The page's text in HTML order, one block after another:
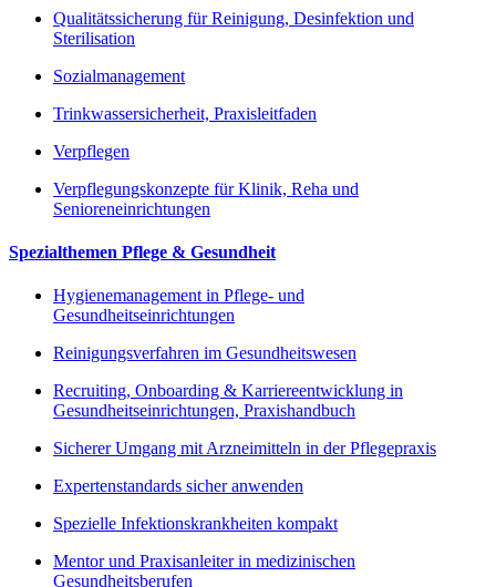
Qualitätssicherung für Reinigung, Desinfektion und
Sterilisation
Sozialmanagement
Trinkwassersicherheit, Praxisleitfaden
Verpflegen
Verpflegungskonzepte für Klinik, Reha und
Senioreneinrichtungen
Spezialthemen Pflege & Gesundheit
Hygienemanagement in Pflege- und
Gesundheitseinrichtungen
Reinigungsverfahren im Gesundheitswesen
Recruiting, Onboarding & Karriereentwicklung in
Gesundheitseinrichtungen, Praxishandbuch
Sicherer Umgang mit Arzneimitteln in der Pflegepraxis
Expertenstandards sicher anwenden
Spezielle Infektionskrankheiten kompakt
Mentor und Praxisanleiter in medizinischen
Gesundheitsberufen